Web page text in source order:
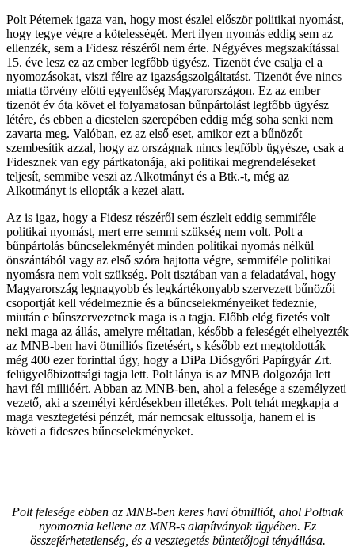
Polt Péternek igaza van, hogy most észlel először politikai nyomást,
hogy tegye végre a kötelességét. Mert ilyen nyomás eddig sem az
ellenzék, sem a Fidesz részéről nem érte. Négyéves megszakítással
15. éve lesz ez az ember legfőbb ügyész. Tizenöt éve csalja el a
nyomozásokat, viszi félre az igazságszolgáltatást. Tizenöt éve nincs
miatta törvény előtti egyenlőség Magyarországon. Ez az ember
tizenöt év óta követ el folyamatosan bűnpártolást legfőbb ügyész
létére, és ebben a dicstelen szerepében eddig még soha senki nem
zavarta meg. Valóban, ez az első eset, amikor ezt a bűnözőt
szembesítik azzal, hogy az országnak nincs legfőbb ügyésze, csak a
Fidesznek van egy pártkatonája, aki politikai megrendeléseket
teljesít, semmibe veszi az Alkotmányt és a Btk.-t, még az
Alkotmányt is ellopták a kezei alatt.
Az is igaz, hogy a Fidesz részéről sem észlelt eddig semmiféle
politikai nyomást, mert erre semmi szükség nem volt. Polt a
bűnpártolás bűncselekményét minden politikai nyomás nélkül
önszántából vagy az első szóra hajtotta végre, semmiféle politikai
nyomásra nem volt szükség. Polt tisztában van a feladatával, hogy
Magyarország legnagyobb és legkártékonyabb szervezett bűnözői
csoportját kell védelmeznie és a bűncselekményeiket fedeznie,
miután e bűnszervezetnek maga is a tagja. Előbb elég fizetés volt
neki maga az állás, amelyre méltatlan, később a feleségét elhelyezték
az MNB-ben havi ötmilliós fizetésért, s később ezt megtoldották
még 400 ezer forinttal úgy, hogy a DiPa Diósgyőri Papírgyár Zrt.
felügyelőbizottsági tagja lett. Polt lánya is az MNB dolgozója lett
havi fél millióért. Abban az MNB-ben, ahol a felesége a személyzeti
vezető, aki a személyi kérdésekben illetékes. Polt tehát megkapja a
maga vesztegetési pénzét, már nemcsak eltussolja, hanem el is
követi a fideszes bűncselekményeket.
Polt felesége ebben az MNB-ben keres havi ötmilliót, ahol Poltnak
nyomoznia kellene az MNB-s alapítványok ügyében. Ez
összeférhetetlenség, és a vesztegetés büntetőjogi tényállása.